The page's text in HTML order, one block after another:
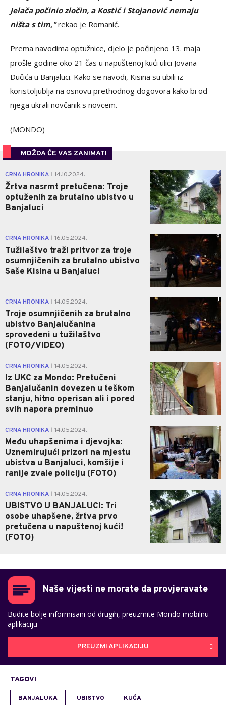
Jelača počinio zločin, a Kostić i Stojanović nemaju
ništa s tim,"rekao je Romanić.
Prema navodima optužnice, djelo je počinjeno 13. maja
prošle godine oko 21 čas u napuštenoj kući ulici Jovana
Dučića u Banjaluci. Kako se navodi, Kisina su ubili iz
koristoljublja na osnovu prethodnog dogovora kako bi od
njega ukrali novčanik s novcem.
(MONDO)
MOŽDA ĆE VAS ZANIMATI
CRNA HRONIKA 14.10.2024.
Žrtva nasrmt pretučena: Troje
optuženih za brutalno ubistvo u
Banjaluci
0
CRNA HRONIKA 16.05.2024.
Tužilaštvo traži pritvor za troje
osumnjičenih za brutalno ubistvo
Saše Kisina u Banjaluci
0
CRNA HRONIKA 14.05.2024.
Troje osumnjičenih za brutalno
ubistvo Banjalučanina
sprovedeni u tužilaštvo
(FOTO/VIDEO)
1
CRNA HRONIKA 14.05.2024.
Iz UKC za Mondo: Pretučeni
Banjalučanin dovezen u teškom
stanju, hitno operisan ali i pored
svih napora preminuo
0
CRNA HRONIKA 14.05.2024.
Među uhapšenima i djevojka:
Uznemirujući prizori na mjestu
ubistva u Banjaluci, komšije i
ranije zvale policiju (FOTO)
0
CRNA HRONIKA 14.05.2024.
UBISTVO U BANJALUCI: Tri
osobe uhapšene, žrtva prvo
pretučena u napuštenoj kući!
(FOTO)
0
Naše vijesti ne morate da provjeravate
Budite bolje informisani od drugih, preuzmite Mondo mobilnu
aplikaciju
PREUZMI APLIKACIJU
TAGOVI
BANJALUKA UBISTVO KUĆA